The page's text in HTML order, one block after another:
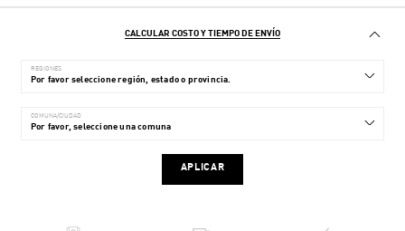
CALCULAR COSTO Y TIEMPO DE ENVÍO
REGIONES
COMUNA/CIUDAD
APLICAR